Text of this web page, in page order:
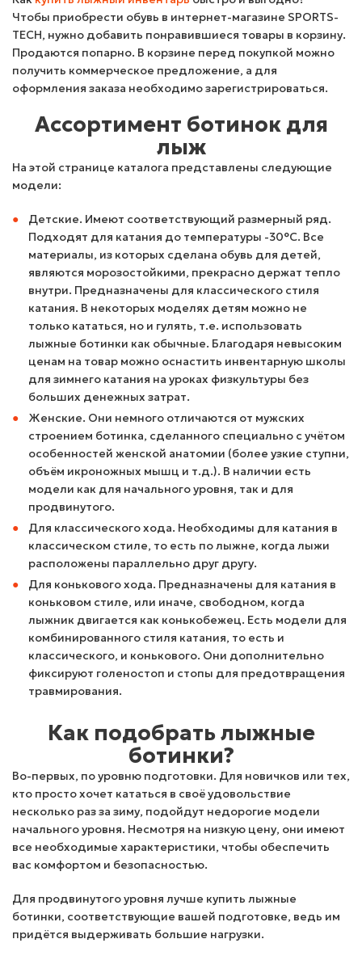
Чтобы приобрести обувь в интернет-магазине SPORTS-
TECH, нужно добавить понравившиеся товары в корзину.
Продаются попарно. В корзине перед покупкой можно
получить коммерческое предложение, а для
оформления заказа необходимо зарегистрироваться.
Ассортимент ботинок для
лыж
На этой странице каталога представлены следующие
модели:
Детские. Имеют соответствующий размерный ряд.
Подходят для катания до температуры -30°C. Все
материалы, из которых сделана обувь для детей,
являются морозостойкими, прекрасно держат тепло
внутри. Предназначены для классического стиля
катания. В некоторых моделях детям можно не
только кататься, но и гулять, т.е. использовать
лыжные ботинки как обычные. Благодаря невысоким
ценам на товар можно оснастить инвентарную школы
для зимнего катания на уроках физкультуры без
больших денежных затрат.
Женские. Они немного отличаются от мужских
строением ботинка, сделанного специально с учётом
особенностей женской анатомии (более узкие ступни,
объём икроножных мышц и т.д.). В наличии есть
модели как для начального уровня, так и для
продвинутого.
Для классического хода. Необходимы для катания в
классическом стиле, то есть по лыжне, когда лыжи
расположены параллельно друг другу.
Для конькового хода. Предназначены для катания в
коньковом стиле, или иначе, свободном, когда
лыжник двигается как конькобежец. Есть модели для
комбинированного стиля катания, то есть и
классического, и конькового. Они дополнительно
фиксируют голеностоп и стопы для предотвращения
травмирования.
Как подобрать лыжные
ботинки?
Во-первых, по уровню подготовки. Для новичков или тех,
кто просто хочет кататься в своё удовольствие
несколько раз за зиму, подойдут недорогие модели
начального уровня. Несмотря на низкую цену, они имеют
все необходимые характеристики, чтобы обеспечить
вас комфортом и безопасностью.
Для продвинутого уровня лучше купить лыжные
ботинки, соответствующие вашей подготовке, ведь им
придётся выдерживать большие нагрузки.